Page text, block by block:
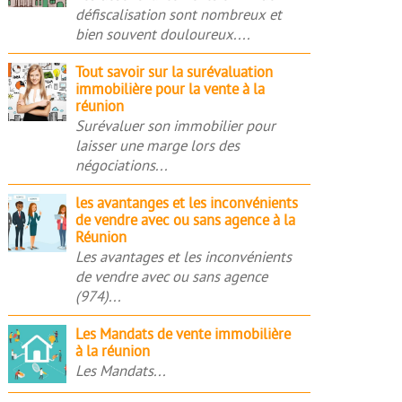
en
fin
de
défiscalisation
défiscalisation sont nombreux et
bien souvent douloureux....
Tout
savoir
sur
surévaluation
immobilière
pour
la
vente
à
Tout savoir sur la surévaluation
immobilière pour la vente à la
réunion
Surévaluer son immobilier pour
laisser une marge lors des
négociations...
les
avantanges
et
inconvénients
vendre
avec
ou
sans
les avantanges et les inconvénients
de vendre avec ou sans agence à la
Réunion
Les avantages et les inconvénients
de vendre avec ou sans agence
(974)...
Les
Mandats
de
vente
Les Mandats de vente immobilière
à la réunion
Les Mandats...